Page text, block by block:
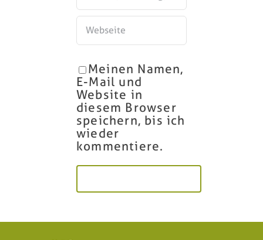
Meinen Namen,
E-Mail und
Website in
diesem Browser
speichern, bis ich
wieder
kommentiere.